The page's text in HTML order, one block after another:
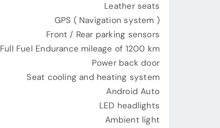
Leather seats
GPS ( Navigation system )
Front / Rear parking sensors
Full Fuel Endurance mileage of 1200 km
Power back door
Seat cooling and heating system
Android Auto
LED headlights
Ambient light